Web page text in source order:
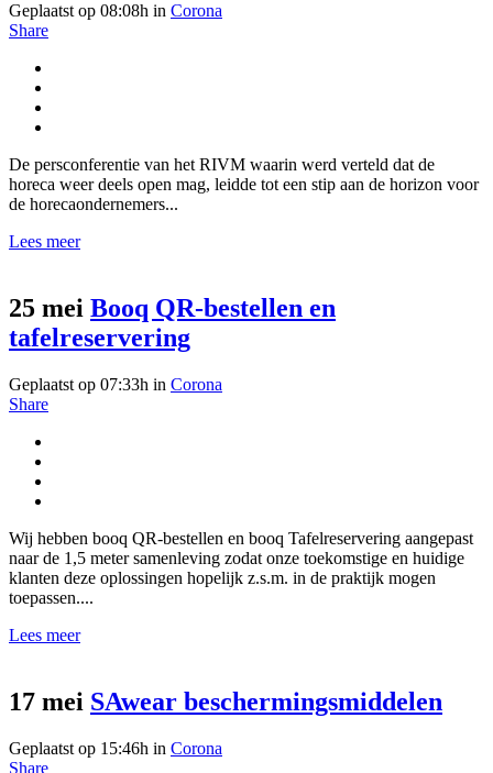
Geplaatst op 08:08h in Corona
Share
De persconferentie van het RIVM waarin werd verteld dat de
horeca weer deels open mag, leidde tot een stip aan de horizon voor
de horecaondernemers...
Lees meer
25 mei Booq QR-bestellen en
tafelreservering
Geplaatst op 07:33h in Corona
Share
Wij hebben booq QR-bestellen en booq Tafelreservering aangepast
naar de 1,5 meter samenleving zodat onze toekomstige en huidige
klanten deze oplossingen hopelijk z.s.m. in de praktijk mogen
toepassen....
Lees meer
17 mei SAwear beschermingsmiddelen
Geplaatst op 15:46h in Corona
Share